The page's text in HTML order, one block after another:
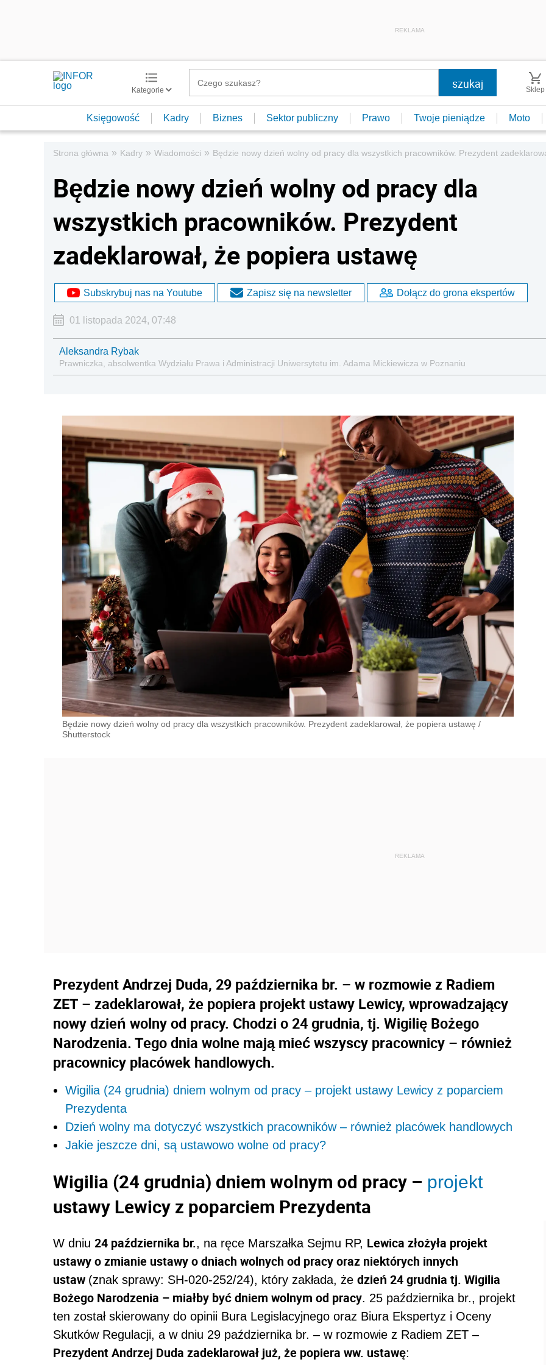
REKLAMA
Kategorie Sklep
Księgowość Kadry Biznes Sektor publiczny Prawo Twoje pieniądze Moto
Strona główna » Kadry » Wiadomości » Będzie nowy dzień wolny od pracy dla wszystkich pracowników. Prezydent
Będzie nowy dzień wolny od pracy dla
wszystkich pracowników. Prezydent
zadeklarował, że popiera ustawę
Subskrybuj nas na Youtube Zapisz się na newsletter Dołącz do grona ekspertów
01 listopada 2024, 07:48
Aleksandra Rybak
Prawniczka, absolwentka Wydziału Prawa i Administracji Uniwersytetu im. Adama Mickiewicza w Poznaniu
Będzie nowy dzień wolny od pracy dla wszystkich pracowników. Prezydent zadeklarował, że popiera ustawę /
Shutterstock
Prezydent Andrzej Duda, 29 października br. – w rozmowie z Radiem
ZET – zadeklarował, że popiera projekt ustawy Lewicy, wprowadzający
nowy dzień wolny od pracy. Chodzi o 24 grudnia, tj. Wigilię Bożego
Narodzenia. Tego dnia wolne mają mieć wszyscy pracownicy – również
pracownicy placówek handlowych.
Wigilia (24 grudnia) dniem wolnym od pracy – projekt ustawy Lewicy z poparciem
Prezydenta
Dzień wolny ma dotyczyć wszystkich pracowników – również placówek handlowych
Jakie jeszcze dni, są ustawowo wolne od pracy?
Wigilia (24 grudnia) dniem wolnym od pracy – projekt
ustawy Lewicy z poparciem Prezydenta
W dniu 24 października br., na ręce Marszałka Sejmu RP, Lewica złożyła projekt
ustawy o zmianie ustawy o dniach wolnych od pracy oraz niektórych innych
ustaw (znak sprawy: SH-020-252/24), który zakłada, że dzień 24 grudnia tj. Wigilia
Bożego Narodzenia – miałby być dniem wolnym od pracy. 25 października br., projekt
ten został skierowany do opinii Bura Legislacyjnego oraz Biura Ekspertyz i Oceny
Skutków Regulacji, a w dniu 29 października br. – w rozmowie z Radiem ZET –
Prezydent Andrzej Duda zadeklarował już, że popiera ww. ustawę: